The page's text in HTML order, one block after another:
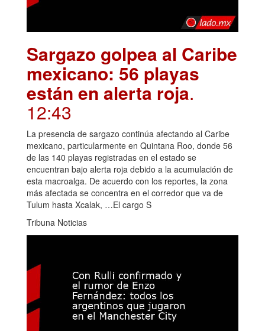
Sargazo golpea al Caribe
mexicano: 56 playas
están en alerta roja.
12:43
La presencia de sargazo continúa afectando al Caribe
mexicano, particularmente en Quintana Roo, donde 56
de las 140 playas registradas en el estado se
encuentran bajo alerta roja debido a la acumulación de
esta macroalga. De acuerdo con los reportes, la zona
más afectada se concentra en el corredor que va de
Tulum hasta Xcalak, …El cargo S
Tribuna Noticias